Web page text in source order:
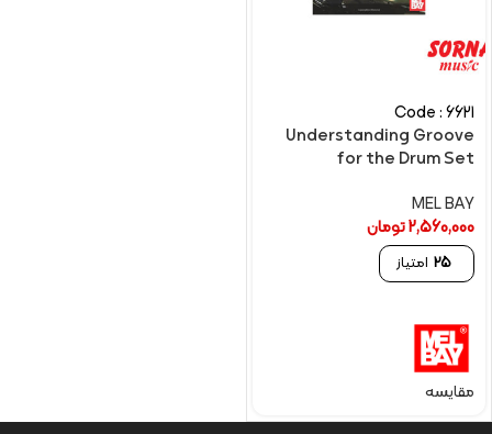
Code : 6621
Understanding Groove
for the Drum Set
MEL BAY
2,560,000تومان
25 امتیاز
مقایسه